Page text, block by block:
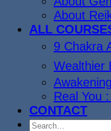
About
ALL
9 Chakra
Wealthier
Real You
CONTACT
Search